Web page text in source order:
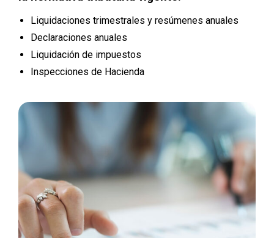
Liquidaciones trimestrales y resúmenes anuales
Declaraciones anuales
Liquidación de impuestos
Inspecciones de Hacienda